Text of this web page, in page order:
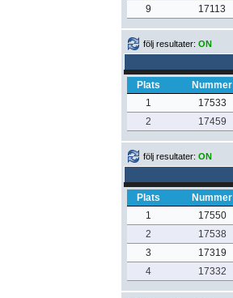
9
17113
följ resultater: ON
Plats Nummer
1
17533
2
17459
följ resultater: ON
Plats Nummer
1
17550
2
17538
3
17319
4
17332